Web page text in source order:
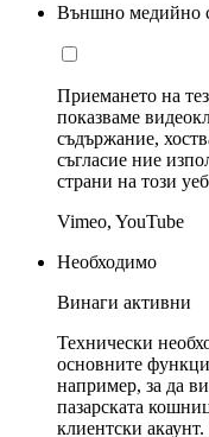
Външно медийно
Приемането на
показваме
съдържание,
съгласие ние
страни на този
Vimeo, YouTube
Необходимо
Винаги активни
Технически
основните
например, за да
пазарската
клиентски